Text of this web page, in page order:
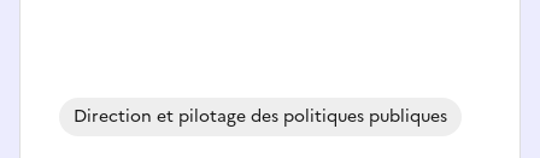
Direction et pilotage des politiques publiques